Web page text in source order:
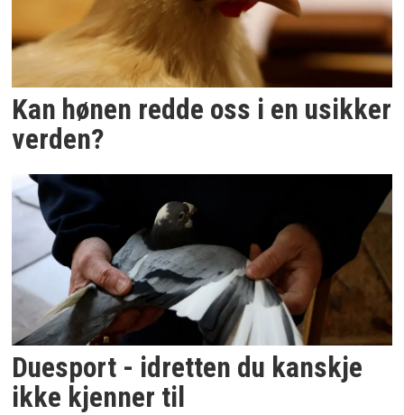
Kan hønen redde oss i en usikker
verden?
Duesport - idretten du kanskje
ikke kjenner til